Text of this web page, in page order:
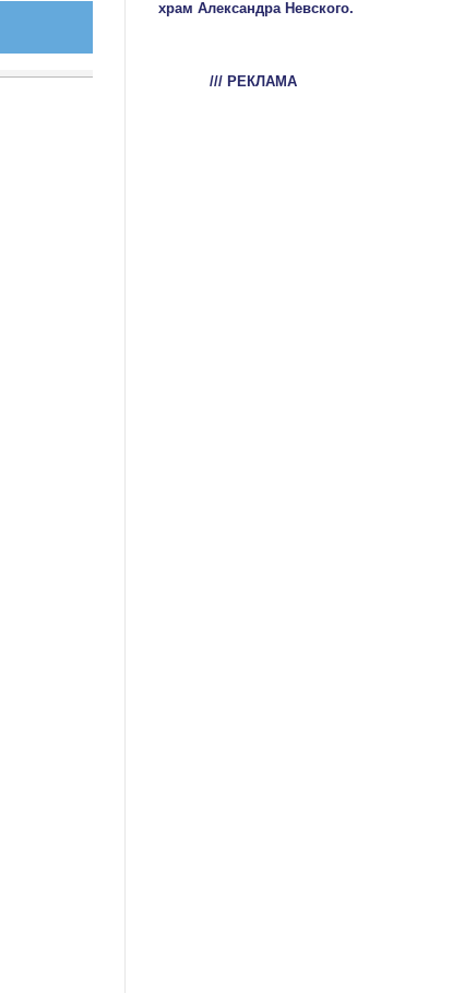
храм Александра Невского.
/// РЕКЛАМА